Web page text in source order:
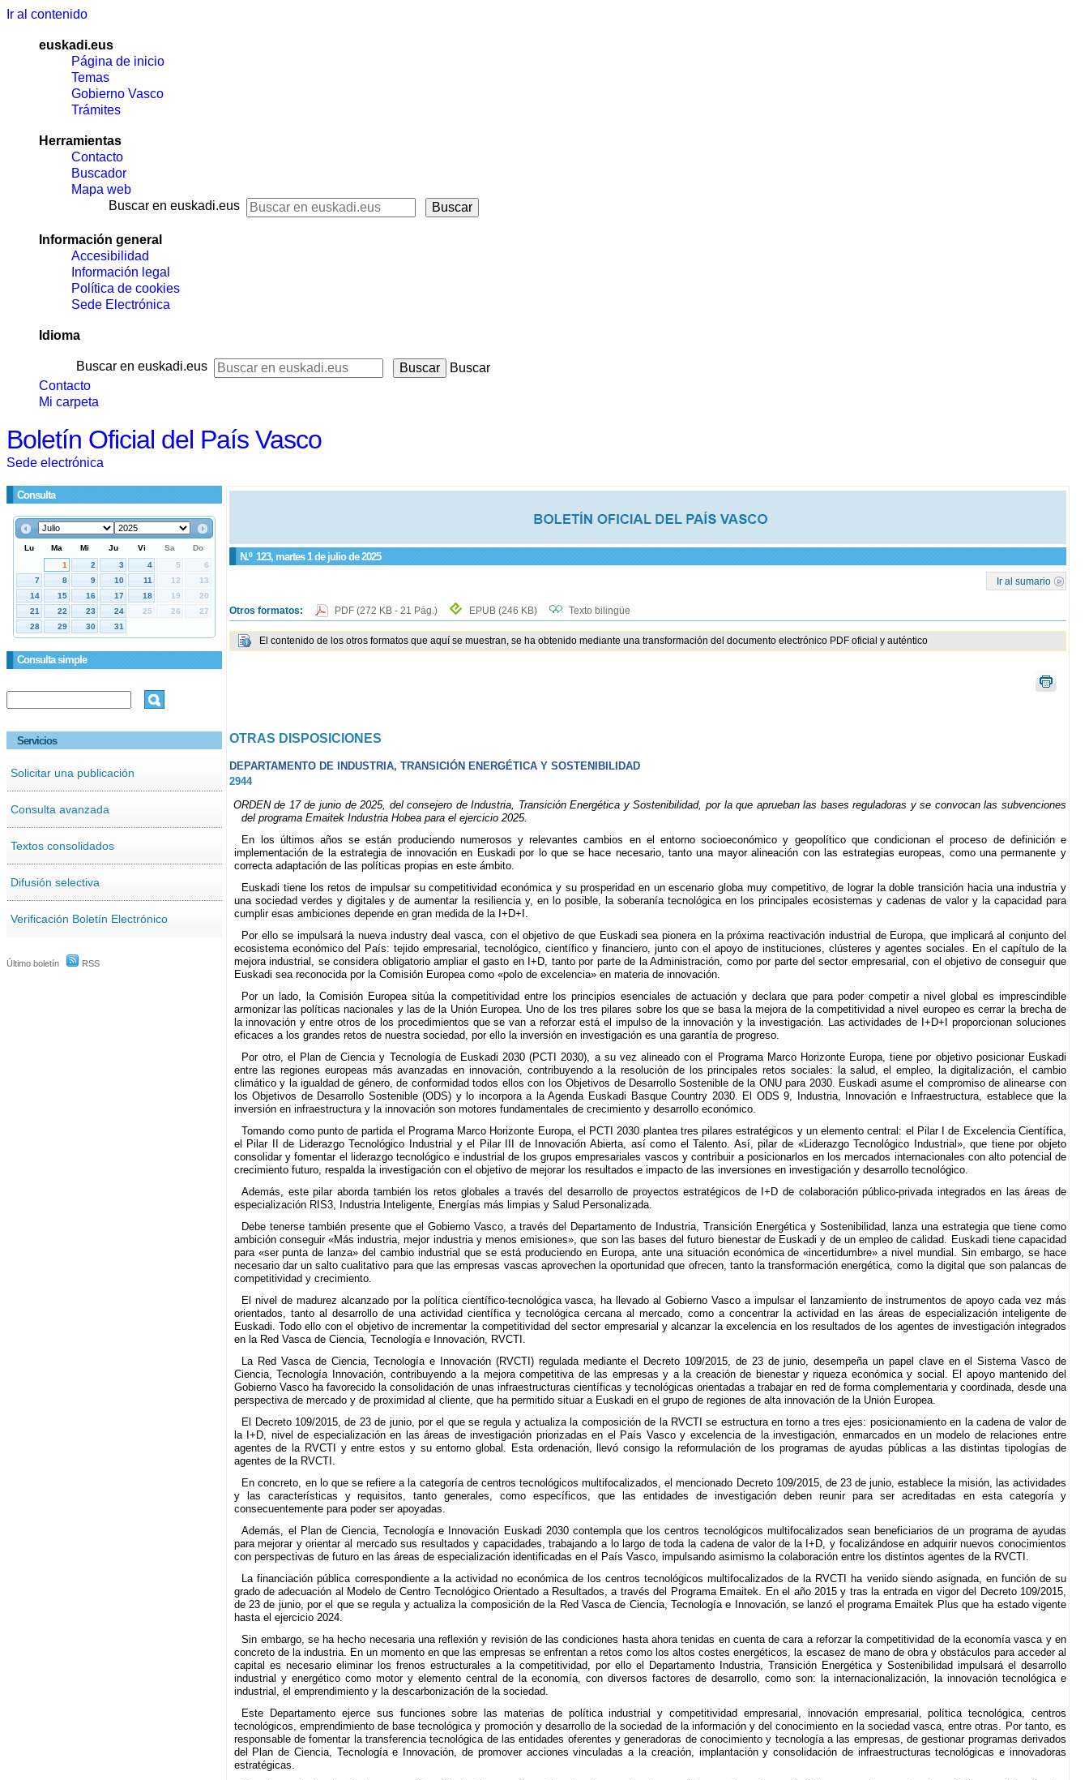
Ir al contenido
euskadi.eus
Página de inicio
Temas
Gobierno Vasco
Trámites
Herramientas
Contacto
Buscador
Mapa web
Buscar en euskadi.eus
Información general
Accesibilidad
Información legal
Política de cookies
Sede Electrónica
Idioma
Buscar en euskadi.eus
Buscar
Contacto
Mi carpeta
Boletín Oficial del País Vasco
Sede electrónica
Consulta
Consulta simple
Servicios
Solicitar una publicación
Consulta avanzada
Textos consolidados
Difusión selectiva
Verificación Boletín Electrónico
Último boletín RSS
N.º 123, martes 1 de julio de 2025
Ir al sumario
Otros formatos: PDF (272 KB - 21 Pág.) EPUB (246 KB) Texto bilingüe
El contenido de los otros formatos que aquí se muestran, se ha obtenido mediante una transformación del documento electrónico PDF oficial y auténtico
OTRAS DISPOSICIONES
DEPARTAMENTO DE INDUSTRIA, TRANSICIÓN ENERGÉTICA Y SOSTENIBILIDAD
2944
ORDEN de 17 de junio de 2025, del consejero de Industria, Transición Energética y Sostenibilidad, por la que aprueban las bases reguladoras y se convocan las subvenciones
del programa Emaitek Industria Hobea para el ejercicio 2025.
En los últimos años se están produciendo numerosos y relevantes cambios en el entorno socioeconómico y geopolítico que condicionan el proceso de definición e
implementación de la estrategia de innovación en Euskadi por lo que se hace necesario, tanto una mayor alineación con las estrategias europeas, como una permanente y
correcta adaptación de las políticas propias en este ámbito.
Euskadi tiene los retos de impulsar su competitividad económica y su prosperidad en un escenario globa muy competitivo, de lograr la doble transición hacia una industria y
una sociedad verdes y digitales y de aumentar la resiliencia y, en lo posible, la soberanía tecnológica en los principales ecosistemas y cadenas de valor y la capacidad para
cumplir esas ambiciones depende en gran medida de la I+D+I.
Por ello se impulsará la nueva industry deal vasca, con el objetivo de que Euskadi sea pionera en la próxima reactivación industrial de Europa, que implicará al conjunto del
ecosistema económico del País: tejido empresarial, tecnológico, científico y financiero, junto con el apoyo de instituciones, clústeres y agentes sociales. En el capítulo de la
mejora industrial, se considera obligatorio ampliar el gasto en I+D, tanto por parte de la Administración, como por parte del sector empresarial, con el objetivo de conseguir que
Euskadi sea reconocida por la Comisión Europea como «polo de excelencia» en materia de innovación.
Por un lado, la Comisión Europea sitúa la competitividad entre los principios esenciales de actuación y declara que para poder competir a nivel global es imprescindible
armonizar las políticas nacionales y las de la Unión Europea. Uno de los tres pilares sobre los que se basa la mejora de la competitividad a nivel europeo es cerrar la brecha de
la innovación y entre otros de los procedimientos que se van a reforzar está el impulso de la innovación y la investigación. Las actividades de I+D+I proporcionan soluciones
eficaces a los grandes retos de nuestra sociedad, por ello la inversión en investigación es una garantía de progreso.
Por otro, el Plan de Ciencia y Tecnología de Euskadi 2030 (PCTI 2030), a su vez alineado con el Programa Marco Horizonte Europa, tiene por objetivo posicionar Euskadi
entre las regiones europeas más avanzadas en innovación, contribuyendo a la resolución de los principales retos sociales: la salud, el empleo, la digitalización, el cambio
climático y la igualdad de género, de conformidad todos ellos con los Objetivos de Desarrollo Sostenible de la ONU para 2030. Euskadi asume el compromiso de alinearse con
los Objetivos de Desarrollo Sostenible (ODS) y lo incorpora a la Agenda Euskadi Basque Country 2030. El ODS 9, Industria, Innovación e Infraestructura, establece que la
inversión en infraestructura y la innovación son motores fundamentales de crecimiento y desarrollo económico.
Tomando como punto de partida el Programa Marco Horizonte Europa, el PCTI 2030 plantea tres pilares estratégicos y un elemento central: el Pilar I de Excelencia Científica,
el Pilar II de Liderazgo Tecnológico Industrial y el Pilar III de Innovación Abierta, así como el Talento. Así, pilar de «Liderazgo Tecnológico Industrial», que tiene por objeto
consolidar y fomentar el liderazgo tecnológico e industrial de los grupos empresariales vascos y contribuir a posicionarlos en los mercados internacionales con alto potencial de
crecimiento futuro, respalda la investigación con el objetivo de mejorar los resultados e impacto de las inversiones en investigación y desarrollo tecnológico.
Además, este pilar aborda también los retos globales a través del desarrollo de proyectos estratégicos de I+D de colaboración público-privada integrados en las áreas de
especialización RIS3, Industria Inteligente, Energías más limpias y Salud Personalizada.
Debe tenerse también presente que el Gobierno Vasco, a través del Departamento de Industria, Transición Energética y Sostenibilidad, lanza una estrategia que tiene como
ambición conseguir «Más industria, mejor industria y menos emisiones», que son las bases del futuro bienestar de Euskadi y de un empleo de calidad. Euskadi tiene capacidad
para «ser punta de lanza» del cambio industrial que se está produciendo en Europa, ante una situación económica de «incertidumbre» a nivel mundial. Sin embargo, se hace
necesario dar un salto cualitativo para que las empresas vascas aprovechen la oportunidad que ofrecen, tanto la transformación energética, como la digital que son palancas de
competitividad y crecimiento.
El nivel de madurez alcanzado por la política científico-tecnológica vasca, ha llevado al Gobierno Vasco a impulsar el lanzamiento de instrumentos de apoyo cada vez más
orientados, tanto al desarrollo de una actividad científica y tecnológica cercana al mercado, como a concentrar la actividad en las áreas de especialización inteligente de
Euskadi. Todo ello con el objetivo de incrementar la competitividad del sector empresarial y alcanzar la excelencia en los resultados de los agentes de investigación integrados
en la Red Vasca de Ciencia, Tecnología e Innovación, RVCTI.
La Red Vasca de Ciencia, Tecnología e Innovación (RVCTI) regulada mediante el Decreto 109/2015, de 23 de junio, desempeña un papel clave en el Sistema Vasco de
Ciencia, Tecnología Innovación, contribuyendo a la mejora competitiva de las empresas y a la creación de bienestar y riqueza económica y social. El apoyo mantenido del
Gobierno Vasco ha favorecido la consolidación de unas infraestructuras científicas y tecnológicas orientadas a trabajar en red de forma complementaria y coordinada, desde una
perspectiva de mercado y de proximidad al cliente, que ha permitido situar a Euskadi en el grupo de regiones de alta innovación de la Unión Europea.
El Decreto 109/2015, de 23 de junio, por el que se regula y actualiza la composición de la RVCTI se estructura en torno a tres ejes: posicionamiento en la cadena de valor de
la I+D, nivel de especialización en las áreas de investigación priorizadas en el País Vasco y excelencia de la investigación, enmarcados en un modelo de relaciones entre
agentes de la RVCTI y entre estos y su entorno global. Esta ordenación, llevó consigo la reformulación de los programas de ayudas públicas a las distintas tipologías de
agentes de la RVCTI.
En concreto, en lo que se refiere a la categoría de centros tecnológicos multifocalizados, el mencionado Decreto 109/2015, de 23 de junio, establece la misión, las actividades
y las características y requisitos, tanto generales, como específicos, que las entidades de investigación deben reunir para ser acreditadas en esta categoría y
consecuentemente para poder ser apoyadas.
Además, el Plan de Ciencia, Tecnología e Innovación Euskadi 2030 contempla que los centros tecnológicos multifocalizados sean beneficiarios de un programa de ayudas
para mejorar y orientar al mercado sus resultados y capacidades, trabajando a lo largo de toda la cadena de valor de la I+D, y focalizándose en adquirir nuevos conocimientos
con perspectivas de futuro en las áreas de especialización identificadas en el País Vasco, impulsando asimismo la colaboración entre los distintos agentes de la RVCTI.
La financiación pública correspondiente a la actividad no económica de los centros tecnológicos multifocalizados de la RVCTI ha venido siendo asignada, en función de su
grado de adecuación al Modelo de Centro Tecnológico Orientado a Resultados, a través del Programa Emaitek. En el año 2015 y tras la entrada en vigor del Decreto 109/2015,
de 23 de junio, por el que se regula y actualiza la composición de la Red Vasca de Ciencia, Tecnología e Innovación, se lanzó el programa Emaitek Plus que ha estado vigente
hasta el ejercicio 2024.
Sin embargo, se ha hecho necesaria una reflexión y revisión de las condiciones hasta ahora tenidas en cuenta de cara a reforzar la competitividad de la economía vasca y en
concreto de la industria. En un momento en que las empresas se enfrentan a retos como los altos costes energéticos, la escasez de mano de obra y obstáculos para acceder al
capital es necesario eliminar los frenos estructurales a la competitividad, por ello el Departamento Industria, Transición Energética y Sostenibilidad impulsará el desarrollo
industrial y energético como motor y elemento central de la economía, con diversos factores de desarrollo, como son: la internacionalización, la innovación tecnológica e
industrial, el emprendimiento y la descarbonización de la sociedad.
Este Departamento ejerce sus funciones sobre las materias de política industrial y competitividad empresarial, innovación empresarial, política tecnológica, centros
tecnológicos, emprendimiento de base tecnológica y promoción y desarrollo de la sociedad de la información y del conocimiento en la sociedad vasca, entre otras. Por tanto, es
responsable de fomentar la transferencia tecnológica de las entidades oferentes y generadoras de conocimiento y tecnología a las empresas, de gestionar programas derivados
del Plan de Ciencia, Tecnología e Innovación, de promover acciones vinculadas a la creación, implantación y consolidación de infraestructuras tecnológicas e innovadoras
estratégicas.